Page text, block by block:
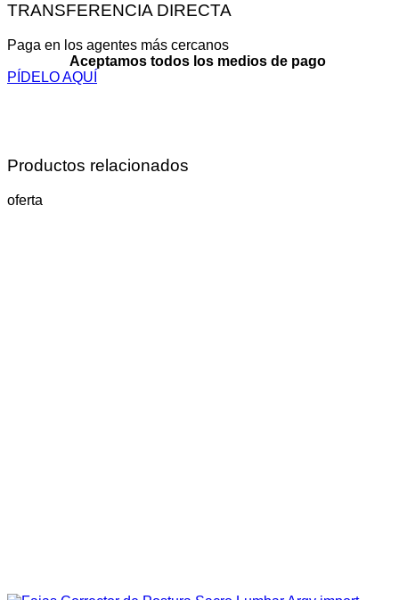
TRANSFERENCIA DIRECTA
Paga en los agentes más cercanos
Aceptamos todos los medios de pago
PÍDELO AQUÍ
Productos relacionados
oferta